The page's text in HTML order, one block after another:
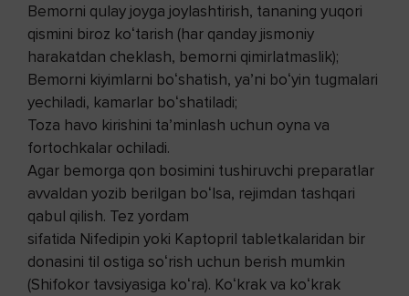
Bemorni qulay joyga joylashtirish, tananing yuqori
qismini biroz koʻtarish (har qanday jismoniy
harakatdan cheklash, bemorni qimirlatmaslik);
Bemorni kiyimlarni boʻshatish, yaʼni boʻyin tugmalari
yechiladi, kamarlar boʻshatiladi;
Toza havo kirishini taʼminlash uchun oyna va
fortochkalar ochiladi.
Agar bemorga qon bosimini tushiruvchi preparatlar
avvaldan yozib berilgan boʻlsa, rejimdan tashqari
qabul qilish. Tez yordam
sifatida Nifedipin yoki Kaptopril tabletkalaridan bir
donasini til ostiga soʻrish uchun berish mumkin
(Shifokor tavsiyasiga koʻra). Koʻkrak va koʻkrak